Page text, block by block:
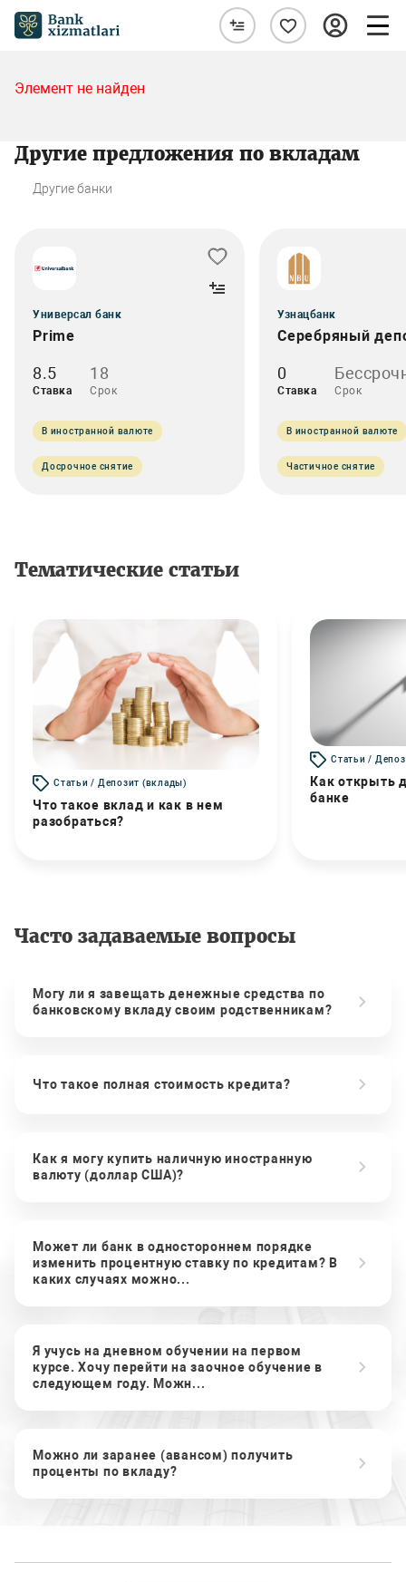
Элемент не найден
Другие предложения по вкладам
Другие банки
Универсал банк
Prime
8.5
Ставка
18
Срок
В иностранной валюте
Досрочное снятие
Узнацбанк
Серебряный
0
Ставка Срок
В иностранной валюте
Частичное снятие
Тематические статьи
Статьи / Депозит (вклады)
Что такое вклад и как в нем
разобраться?
Статьи /
Как открыть
банке
Часто задаваемые вопросы
Могу ли я завещать денежные средства по
банковскому вкладу своим родственникам?
Что такое полная стоимость кредита?
Как я могу купить наличную иностранную
валюту (доллар США)?
Может ли банк в одностороннем порядке
изменить процентную ставку по кредитам? В
каких случаях можно...
Я учусь на дневном обучении на первом
курсе. Хочу перейти на заочное обучение в
следующем году. Можн...
Можно ли заранее (авансом) получить
проценты по вкладу?